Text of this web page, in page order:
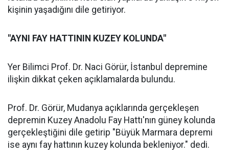
kişinin yaşadığını dile getiriyor.
"AYNI FAY HATTININ KUZEY KOLUNDA"
Yer Bilimci Prof. Dr. Naci Görür, İstanbul depremine
ilişkin dikkat çeken açıklamalarda bulundu.
Prof. Dr. Görür, Mudanya açıklarında gerçekleşen
depremin Kuzey Anadolu Fay Hattı'nın güney kolunda
gerçekleştiğini dile getirip "Büyük Marmara depremi
ise aynı fay hattının kuzey kolunda bekleniyor." dedi.